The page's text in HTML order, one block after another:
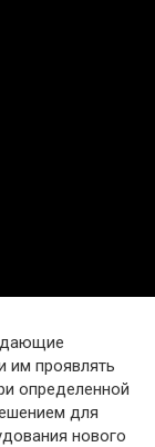
им проявлять
определенной
для
нового